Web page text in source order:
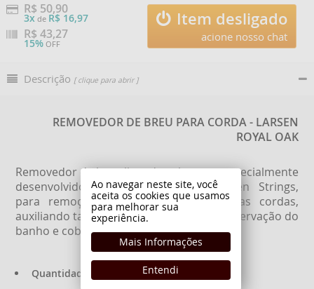
R$ 50,90
3x de R$ 16,97
R$ 43,27
15% OFF
Item desligado
acione nosso chat
Descrição [ clique para abrir ]
REMOVEDOR DE BREU PARA CORDA - LARSEN
ROYAL OAK
Removedor de breu livre de solventes, especialmente
desenvolvido pela dinamarquesa Larsen Strings,
para remoção de breu e incrustes das cordas,
auxiliando também na manutenção e preservação do
banho e cobertura.
Quantidade:
Ao navegar neste site, você
aceita os cookies que usamos
para melhorar sua
experiência.
Mais Informações
Entendi